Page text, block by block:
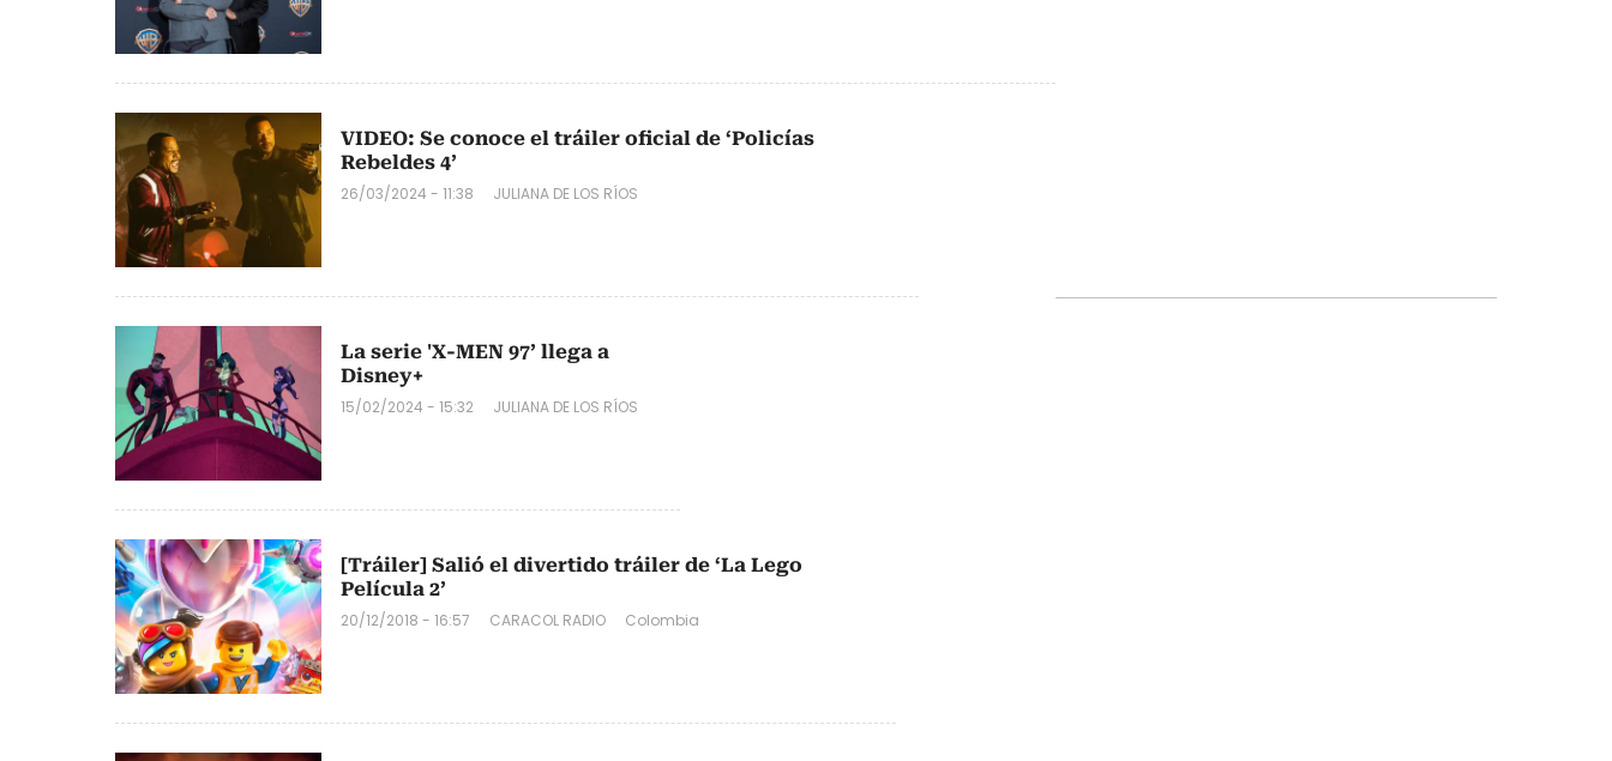
VIDEO: Se conoce el tráiler oficial de ‘Policías
Rebeldes 4’
26/03/2024 - 11:38 JULIANA DE LOS RÍOS
La serie 'X-MEN 97’ llega a
Disney+
15/02/2024 - 15:32 JULIANA DE LOS RÍOS
[Tráiler] Salió el divertido tráiler de ‘La Lego
Película 2’
20/12/2018 - 16:57 CARACOL RADIO Colombia